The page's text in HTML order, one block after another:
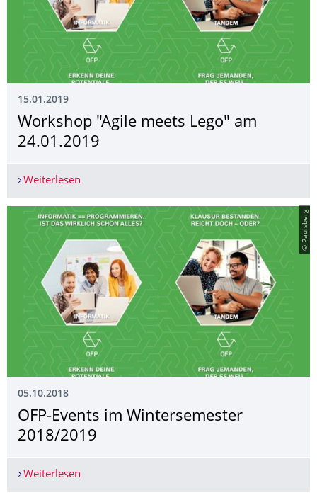
15.01.2019
Workshop "Agile meets Lego" am
24.01.2019
Weiterlesen
© Paulsberg
05.10.2018
OFP-Events im Wintersemester
2018/2019
Weiterlesen